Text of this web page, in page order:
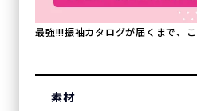
最強!!!振袖カタログが届くまで、
素材